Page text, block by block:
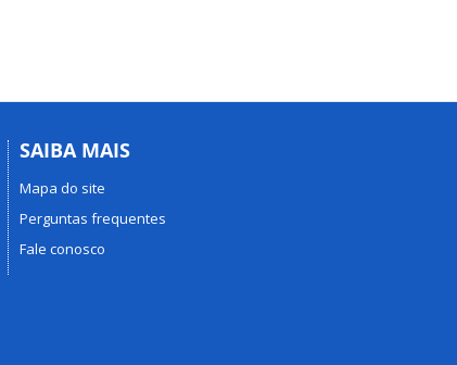
SAIBA MAIS
Mapa do site
Perguntas frequentes
Fale conosco